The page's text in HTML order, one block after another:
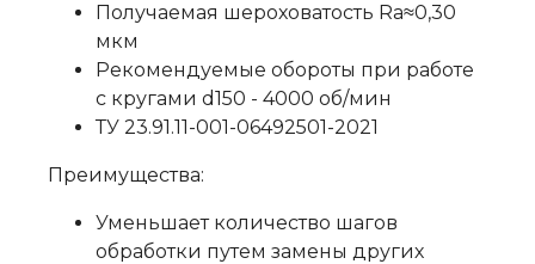
Получаемая шероховатость Ra≈0,30
мкм
Рекомендуемые обороты при работе
с кругами d150 - 4000 об/мин
ТУ 23.91.11-001-06492501-2021
Преимущества:
Уменьшает количество шагов
обработки путем замены других